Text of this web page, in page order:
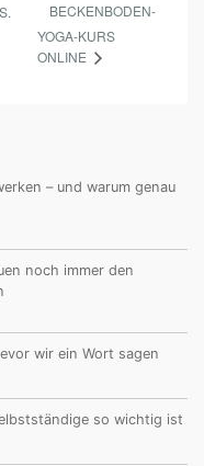
BECKENBODEN-
YOGA-KURS
ONLINE
– und warum genau
noch immer den
wir ein Wort sagen
so wichtig ist